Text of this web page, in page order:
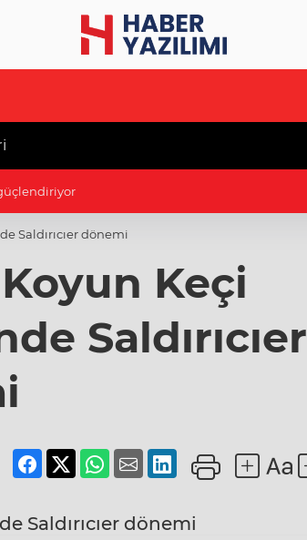
Saldırıcıer dönemi
Keçi
Saldırıcıer
Saldırıcıer dönemi